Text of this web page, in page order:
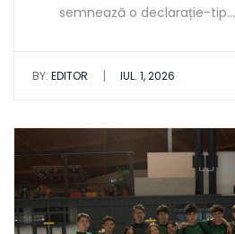
semnează o declarație-tip…
BY: EDITOR | IUL. 1, 2026